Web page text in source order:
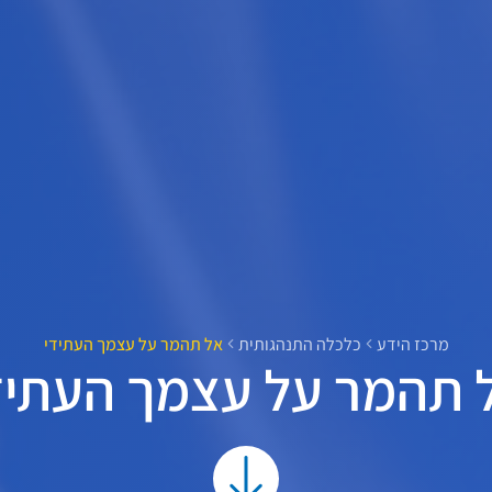
מרכז הידע כלכלה התנהגותית אל תהמר על עצמך העתידי
תהמר על עצמך